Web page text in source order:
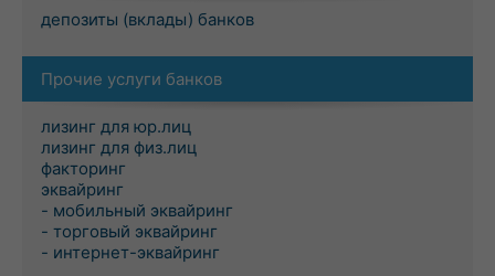
депозиты (вклады) банков
Прочие услуги банков
лизинг для юр.лиц
лизинг для физ.лиц
факторинг
эквайринг
- мобильный эквайринг
- торговый эквайринг
- интернет-эквайринг